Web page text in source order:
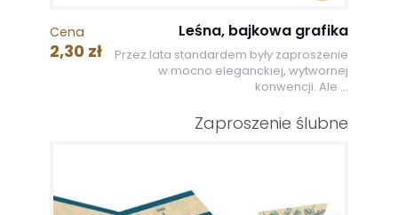
Cena
2,30 zł
Leśna, bajkowa grafika
Przez lata standardem były zaproszenie
w mocno eleganckiej, wytwornej
konwencji. Ale ...
Zaproszenie ślubne